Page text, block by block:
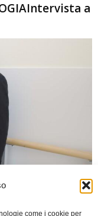
come i cookie per
a
0
ripercorre i principali